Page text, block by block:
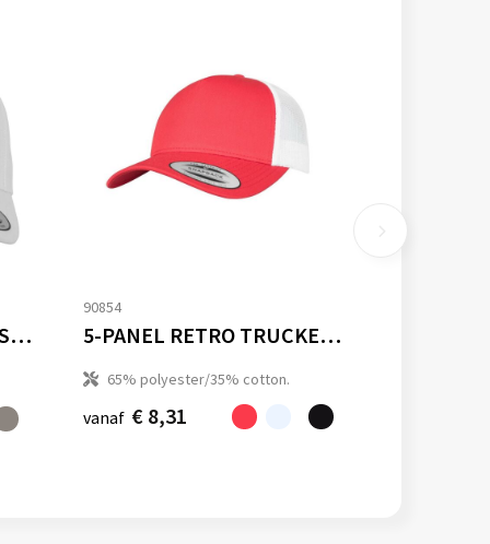
5-PANEL CURVED CLASSIC SNAPBACK
90854
5-PANEL RETRO TRUCKER 2-TONE CAP
65% polyester/35% cotton.
vanaf € 8,31